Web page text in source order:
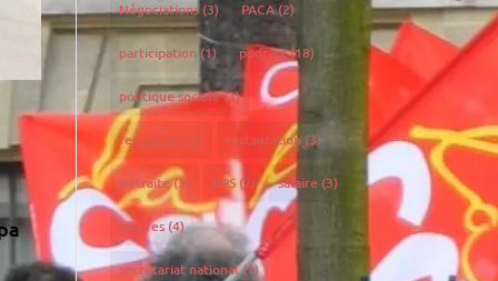
Négociations(3) PACA(2)
participation (1) podcast(18)
politique sociale(3)
restaurant (3) restauration(3)
Retraite(3) RPS(2) salaire(3)
salaires(4)
secrétariat national(1)